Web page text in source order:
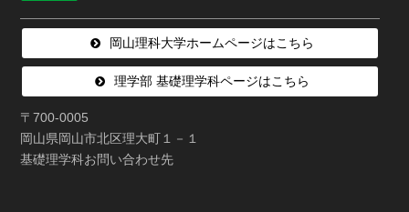
岡山理科大学ホームページはこちら
理学部 基礎理学科ページはこちら
〒700-0005
岡山県岡山市北区理大町１－１
基礎理学科お問い合わせ先